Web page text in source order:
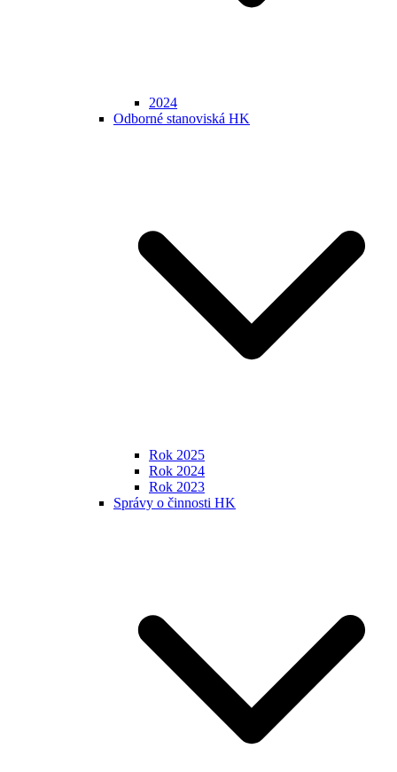
2024
Odborné stanoviská HK
Rok 2025
Rok 2024
Rok 2023
Správy o činnosti HK